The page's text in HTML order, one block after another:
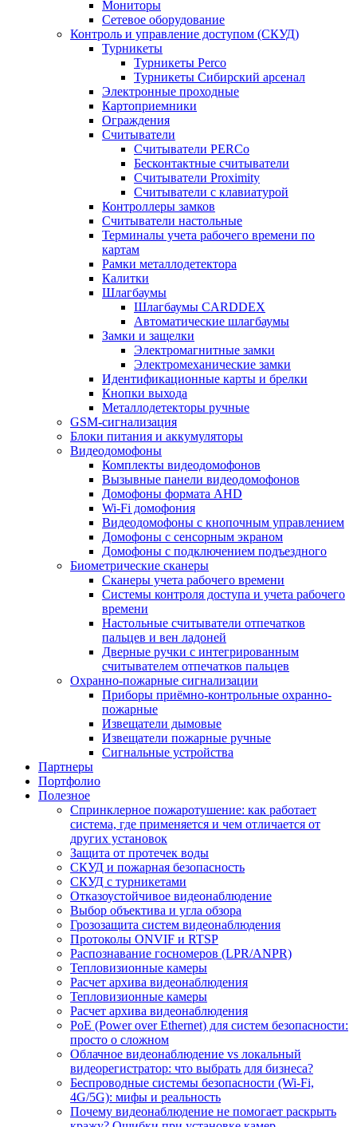
Мониторы
Сетевое оборудование
Контроль и управление доступом (СКУД)
Турникеты
Турникеты Perco
Турникеты Сибирский арсенал
Электронные проходные
Картоприемники
Ограждения
Считыватели
Считыватели PERCo
Бесконтактные считыватели
Считыватели Proximity
Считыватели с клавиатурой
Контроллеры замков
Считыватели настольные
Терминалы учета рабочего времени по
картам
Рамки металлодетектора
Калитки
Шлагбаумы
Шлагбаумы CARDDEX
Автоматические шлагбаумы
Замки и защелки
Электромагнитные замки
Электромеханические замки
Идентификационные карты и брелки
Кнопки выхода
Металлодетекторы ручные
GSM-сигнализация
Блоки питания и аккумуляторы
Видеодомофоны
Комплекты видеодомофонов
Вызывные панели видеодомофонов
Домофоны формата AHD
Wi-Fi домофония
Видеодомофоны с кнопочным управлением
Домофоны с сенсорным экраном
Домофоны с подключением подъездного
Биометрические сканеры
Сканеры учета рабочего времени
Системы контроля доступа и учета рабочего
времени
Настольные считыватели отпечатков
пальцев и вен ладоней
Дверные ручки с интегрированным
считывателем отпечатков пальцев
Охранно-пожарные сигнализации
Приборы приёмно-контрольные охранно-
пожарные
Извещатели дымовые
Извещатели пожарные ручные
Сигнальные устройства
Партнеры
Портфолио
Полезное
Спринклерное пожаротушение: как работает
система, где применяется и чем отличается от
других установок
Защита от протечек воды
СКУД и пожарная безопасность
СКУД с турникетами
Отказоустойчивое видеонаблюдение
Выбор объектива и угла обзора
Грозозащита систем видеонаблюдения
Протоколы ONVIF и RTSP
Распознавание госномеров (LPR/ANPR)
Тепловизионные камеры
Расчет архива видеонаблюдения
Тепловизионные камеры
Расчет архива видеонаблюдения
PoE (Power over Ethernet) для систем безопасности:
просто о сложном
Облачное видеонаблюдение vs локальный
видеорегистратор: что выбрать для бизнеса?
Беспроводные системы безопасности (Wi-Fi,
4G/5G): мифы и реальность
Почему видеонаблюдение не помогает раскрыть